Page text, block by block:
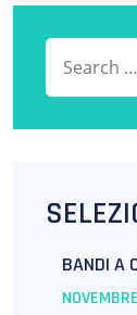
Search for:
BANDI A
NOVEMBRE